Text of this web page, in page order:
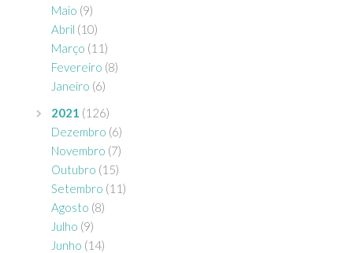
Maio (9)
Abril (10)
Março (11)
Fevereiro (8)
Janeiro (6)
2021 (126)
Dezembro (6)
Novembro (7)
Outubro (15)
Setembro (11)
Agosto (8)
Julho (9)
Junho (14)